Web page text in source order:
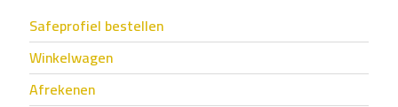
Safeprofiel bestellen
Winkelwagen
Afrekenen